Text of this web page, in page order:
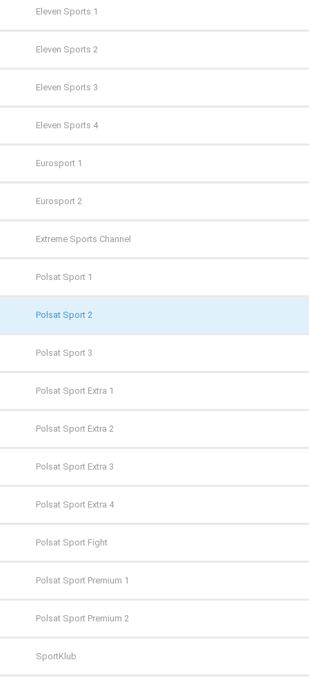
TV Puls 2
TVN 7
TVP HD
TVP Kultura
TVP Kultura 2
TVP Polonia
TVS
WP
ZOOM
BBC First
CANAL+ 1
CANAL+ 360
CANAL+ 4K Ultra HD
CANAL+ Film
CANAL+ Premium
CANAL+ Seriale
Cinemax
Cinemax 2
Comedy Central
Film Cafe
FILMBOX+ Action
FILMBOX+ Comedy
FILMBOX+ Emotion
FILMBOX+ Festival
FILMBOX+ Hits
FILMBOX+ One
FX
Eleven Sports 1
Eleven Sports 2
Eleven Sports 3
Eleven Sports 4
Eurosport 1
Eurosport 2
Extreme Sports Channel
Polsat Sport 1
Polsat Sport 2
Polsat Sport 3
Polsat Sport Extra 1
Polsat Sport Extra 2
Polsat Sport Extra 3
Polsat Sport Extra 4
Polsat Sport Fight
Polsat Sport Premium 1
Polsat Sport Premium 2
SportKlub